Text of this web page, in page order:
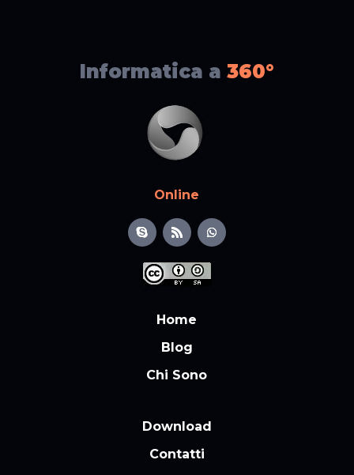
Informatica a 360°
Online
Home
Blog
Chi Sono
Download
Contatti